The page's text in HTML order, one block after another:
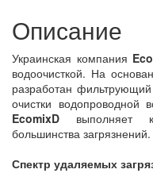
Описание
Украинская компания
водоочисткой. На
разработан
очистки водопроводной
EcomixD выполняет
большинства загрязнений.
Спектр удаляемых